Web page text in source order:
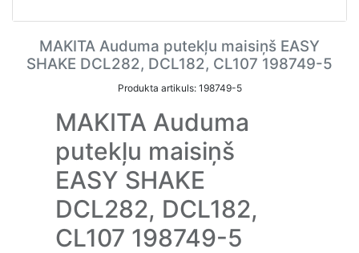
MAKITA Auduma putekļu maisiņš EASY
SHAKE DCL282, DCL182, CL107 198749-5
Produkta artikuls: 198749-5
MAKITA Auduma
putekļu maisiņš
EASY SHAKE
DCL282, DCL182,
CL107 198749-5